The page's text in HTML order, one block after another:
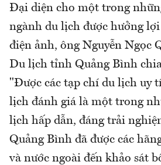
Đại diện cho một trong
ngành du lịch được hưởng
điện ảnh, ông Nguyễn Ngọc
Du lịch tỉnh Quảng Bình
"Được các tạp chí du lịch uy
lịch đánh giá là một trong
lịch hấp dẫn, đáng trải
Quảng Bình đã được các
và nước ngoài đến khảo sát